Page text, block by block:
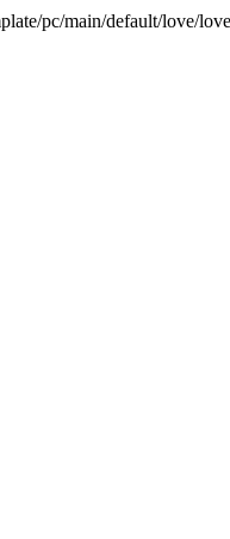
pc/main/default/love/